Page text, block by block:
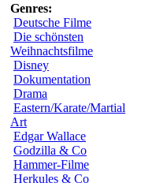
Genres:
Deutsche Filme
Die schönsten
Weihnachtsfilme
Disney
Dokumentation
Drama
Eastern/Karate/Martial
Art
Edgar Wallace
Godzilla & Co
Hammer-Filme
Herkules & Co